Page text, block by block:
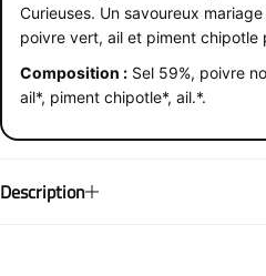
Curieuses. Un savoureux
poivre vert, ail et piment chipotle
Composition : Sel 59%, poivre
ail*, piment chipotle*, ail.*.
Description